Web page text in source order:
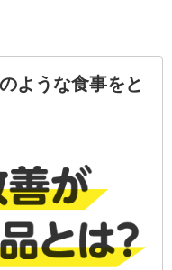
ような食事をと